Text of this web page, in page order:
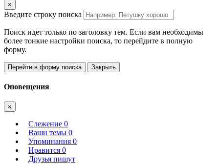
×
Введите строку поиска
Поиск идет только по заголовку тем. Если вам необходимы
более тонкие настройки поиска, то перейдите в полную
форму.
Перейти в форму поиска Закрыть
Оповещения
×
Слежение 0
Ваши темы 0
Упоминания 0
Нравится 0
Друзья пишут